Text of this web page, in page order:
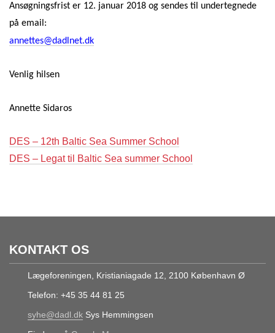
Ansøgningsfrist er 12. januar 2018 og sendes til undertegnede
på email:
annettes@dadlnet.dk
Venlig hilsen
Annette Sidaros
DES – 12th Baltic Sea Summer School
DES – Legat til Baltic Sea summer School
KONTAKT OS
Lægeforeningen, Kristianiagade 12, 2100 København Ø
Telefon: +45 35 44 81 25
syhe@dadl.dk Sys Hemmingsen